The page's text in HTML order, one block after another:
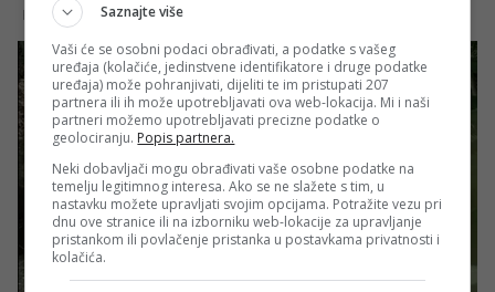
Saznajte više
Vaši će se osobni podaci obrađivati, a podatke s vašeg
uređaja (kolačiće, jedinstvene identifikatore i druge podatke
uređaja) može pohranjivati, dijeliti te im pristupati 207
partnera ili ih može upotrebljavati ova web-lokacija. Mi i naši
partneri možemo upotrebljavati precizne podatke o
geolociranju. Popis partnera.
Neki dobavljači mogu obrađivati vaše osobne podatke na
temelju legitimnog interesa. Ako se ne slažete s tim, u
nastavku možete upravljati svojim opcijama. Potražite vezu pri
dnu ove stranice ili na izborniku web-lokacije za upravljanje
pristankom ili povlačenje pristanka u postavkama privatnosti i
kolačića.